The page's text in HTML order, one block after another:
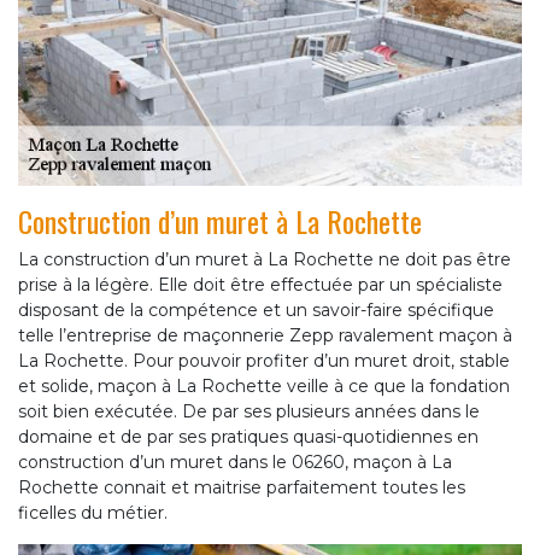
Construction d’un muret à La Rochette
La construction d’un muret à La Rochette ne doit pas être
prise à la légère. Elle doit être effectuée par un spécialiste
disposant de la compétence et un savoir-faire spécifique
telle l’entreprise de maçonnerie Zepp ravalement maçon à
La Rochette. Pour pouvoir profiter d’un muret droit, stable
et solide, maçon à La Rochette veille à ce que la fondation
soit bien exécutée. De par ses plusieurs années dans le
domaine et de par ses pratiques quasi-quotidiennes en
construction d’un muret dans le 06260, maçon à La
Rochette connait et maitrise parfaitement toutes les
ficelles du métier.